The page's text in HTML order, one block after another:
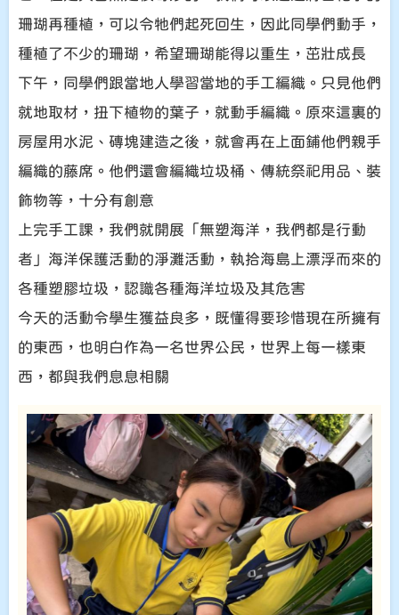
珊瑚再種植，可以令牠們起死回生，因此同學們動手，
種植了不少的珊瑚，希望珊瑚能得以重生，茁壯成長
下午，同學們跟當地人學習當地的手工編織。只見他們
就地取材，扭下植物的葉子，就動手編織。原來這裏的
房屋用水泥、磚塊建造之後，就會再在上面鋪他們親手
編織的藤席。他們還會編織垃圾桶、傳統祭祀用品、裝
飾物等，十分有創意
上完手工課，我們就開展「無塑海洋，我們都是行動
者」海洋保護活動的淨灘活動，執拾海島上漂浮而來的
各種塑膠垃圾，認識各種海洋垃圾及其危害
今天的活動令學生獲益良多，既懂得要珍惜現在所擁有
的東西，也明白作為一名世界公民，世界上每一樣東
西，都與我們息息相關